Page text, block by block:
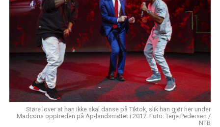
Støre lover at han ikke skal danse på Tiktok, slik han gjør her under
Madcons opptreden på Ap-landsmøtet i 2017. Foto: Terje Pedersen /
NTB